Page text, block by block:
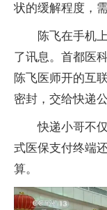
状的缓解程度，
陈飞在手机
了讯息。首都医
陈飞医师开的互
密封，交给快递
快递小哥不
式医保支付终端
算。